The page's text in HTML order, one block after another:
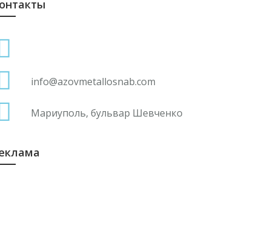
Arcosteel объявляет о выделении
в 2026 году
января
к лучшим мировым
info@azovmetallosnab.com
Мариуполь, бульвар Шевченко